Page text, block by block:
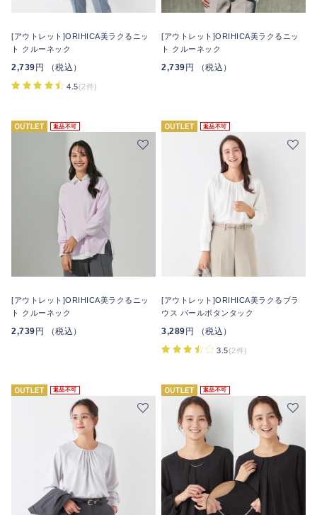
[アウトレット]ORIHICA美ラクるニッ
ト クルーネック
2,739 円 （税込）
4.5(2件)
[アウトレット]ORIHICA美ラクるニッ
ト クルーネック
2,739 円 （税込）
返品不可
[アウトレット]ORIHICA美ラクるニッ
ト クルーネック
2,739 円 （税込）
返品不可
[アウトレット]ORIHICA美ラクるブラ
ウス パールボタンタック
3,289 円 （税込）
3.5(2件)
返品不可 返品不可